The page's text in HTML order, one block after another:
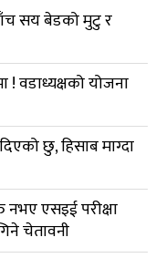
सय बेडको मुटु र
वडाध्यक्षको योजना
छु, हिसाब माग्दा
नभए एसइई परीक्षा
चेतावनी